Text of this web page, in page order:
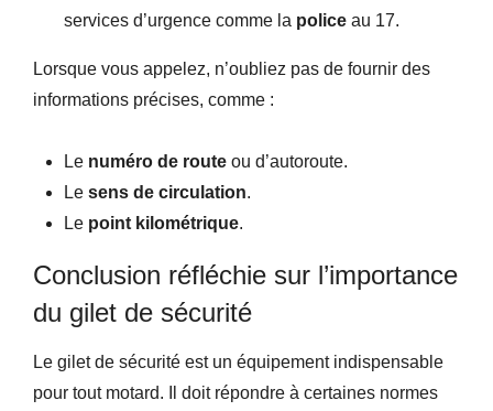
services d’urgence comme la police au 17.
Lorsque vous appelez, n’oubliez pas de fournir des
informations précises, comme :
Le numéro de route ou d’autoroute.
Le sens de circulation.
Le point kilométrique.
Conclusion réfléchie sur l’importance
du gilet de sécurité
Le gilet de sécurité est un équipement indispensable
pour tout motard. Il doit répondre à certaines normes